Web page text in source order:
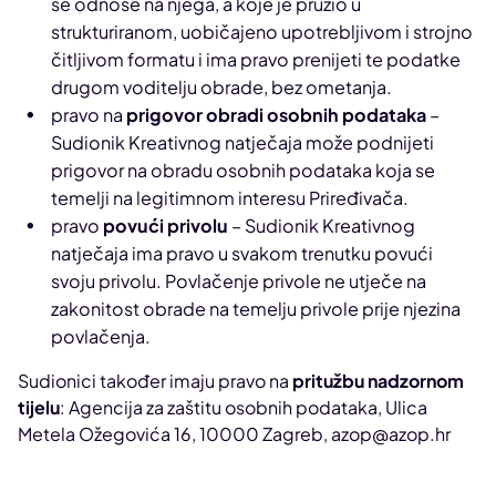
strukturiranom, uobičajeno upotrebljivom i strojno
čitljivom formatu i ima pravo prenijeti te podatke
drugom voditelju obrade, bez ometanja.
pravo na prigovor obradi osobnih podataka–
Sudionik Kreativnog natječaja može podnijeti
prigovor na obradu osobnih podataka koja se
temelji na legitimnom interesu Priređivača.
pravo povući privolu – Sudionik Kreativnog
natječaja ima pravo u svakom trenutku povući
svoju privolu. Povlačenje privole ne utječe na
zakonitost obrade na temelju privole prije njezina
povlačenja.
Sudionici također imaju pravo na pritužbu nadzornom
tijelu: Agencija za zaštitu osobnih podataka, Ulica
Metela Ožegovića 16, 10000 Zagreb, azop@azop.hr